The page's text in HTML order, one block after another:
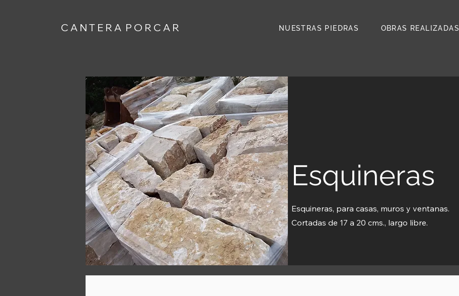
C A N T E R A P O R C A R NUESTRAS PIEDRAS OBRAS REALIZADAS
Esquineras
Esquineras, para casas, muros y ventanas.
Cortadas de 17 a 20 cms., largo libre.